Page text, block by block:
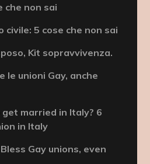
che non sai
civile: 5 cose che non sai
Kit sopravvivenza.
le unioni Gay, anche
married in Italy? 6
in Italy
Gay unions, even